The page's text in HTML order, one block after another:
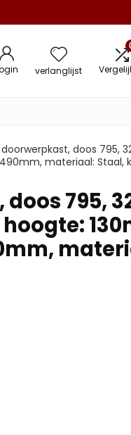
verlanglijst
doorwerpkast, doos 795,
materiaal: Staal,
795,